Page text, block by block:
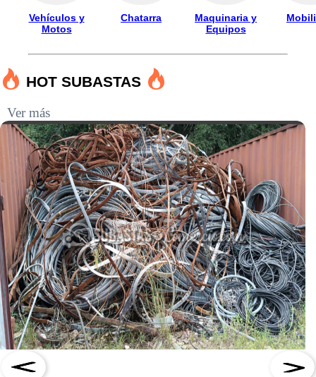
Vehículos y
Motos
Chatarra
Maquinaria y
Equipos
HOT SUBASTAS
Ver más